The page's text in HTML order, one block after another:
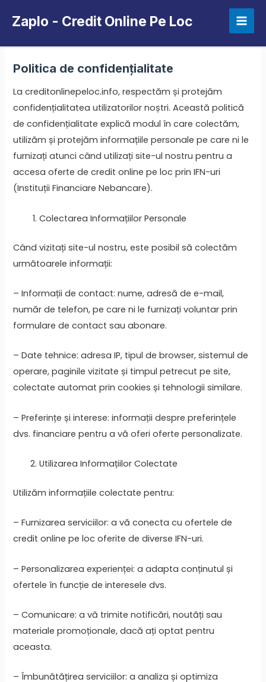
Zaplo - Credit Online Pe Loc
Politica de confidențialitate
La creditonlinepeloc.info, respectăm și protejăm
confidențialitatea utilizatorilor noștri. Această politică
de confidențialitate explică modul în care colectăm,
utilizăm și protejăm informațiile personale pe care ni le
furnizați atunci când utilizați site-ul nostru pentru a
accesa oferte de credit online pe loc prin IFN-uri
(Instituții Financiare Nebancare).
Colectarea Informațiilor Personale
Când vizitați site-ul nostru, este posibil să colectăm
următoarele informații:
– Informații de contact: nume, adresă de e-mail,
număr de telefon, pe care ni le furnizați voluntar prin
formulare de contact sau abonare.
– Date tehnice: adresa IP, tipul de browser, sistemul de
operare, paginile vizitate și timpul petrecut pe site,
colectate automat prin cookies și tehnologii similare.
– Preferințe și interese: informații despre preferințele
dvs. financiare pentru a vă oferi oferte personalizate.
Utilizarea Informațiilor Colectate
Utilizăm informațiile colectate pentru:
– Furnizarea serviciilor: a vă conecta cu ofertele de
credit online pe loc oferite de diverse IFN-uri.
– Personalizarea experienței: a adapta conținutul și
ofertele în funcție de interesele dvs.
– Comunicare: a vă trimite notificări, noutăți sau
materiale promoționale, dacă ați optat pentru
aceasta.
– Îmbunătățirea serviciilor: a analiza și optimiza